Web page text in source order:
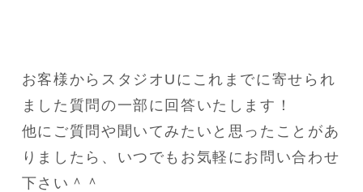
お客様からスタジオUにこれまでに寄せられ
ました質問の一部に回答いたします！
他にご質問や聞いてみたいと思ったことがあ
りましたら、いつでもお気軽にお問い合わせ
下さい＾＾